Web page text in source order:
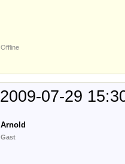
Offline
2009-07-29
Arnold
Gast